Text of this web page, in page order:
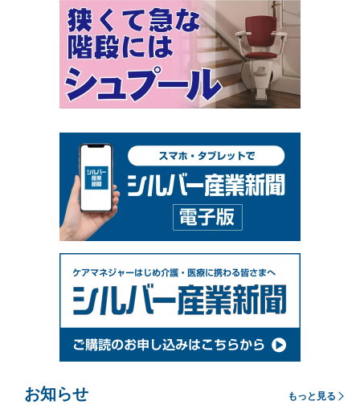
お知らせ もっと見る